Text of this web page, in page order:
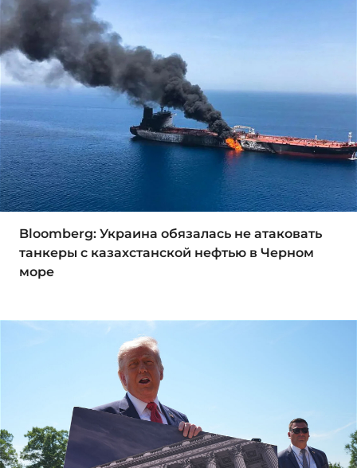
Bloomberg: Украина обязалась не атаковать
танкеры с казахстанской нефтью в Черном
море